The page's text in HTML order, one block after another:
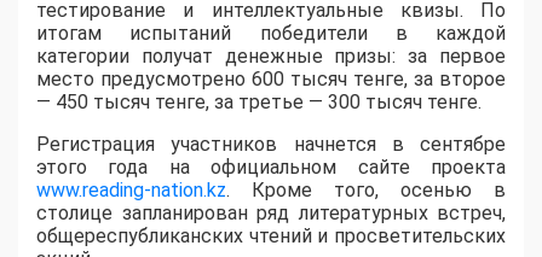
тестирование и интеллектуальные квизы. По
итогам испытаний победители в каждой
категории получат денежные призы: за первое
место предусмотрено 600 тысяч тенге, за второе
— 450 тысяч тенге, за третье — 300 тысяч тенге.
Регистрация участников начнется в сентябре
этого года на официальном сайте проекта
www.reading-nation.kz. Кроме того, осенью в
столице запланирован ряд литературных встреч,
общереспубликанских чтений и просветительских